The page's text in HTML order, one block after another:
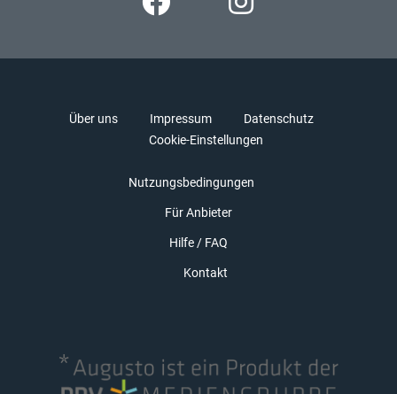
Über uns Impressum
Datenschutz
Cookie-Einstellungen
Nutzungsbedingungen
Für Anbieter
Hilfe / FAQ
Kontakt